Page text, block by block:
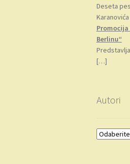
Deseta
Karanovića
Promocija
Berlinu“
[…]
Autori